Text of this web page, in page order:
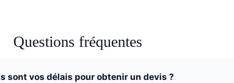
Questions fréquentes
sont vos délais pour obtenir un devis ?